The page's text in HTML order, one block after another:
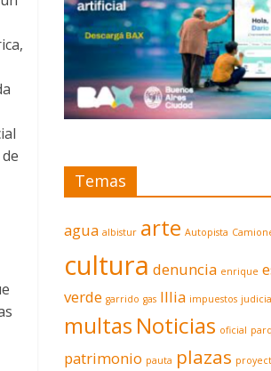
Temas
agua albistur arte Autopista
cultura denuncia enrique
verde garrido gas Illia impuestos
multas Noticias oficial
patrimonio pauta plazas